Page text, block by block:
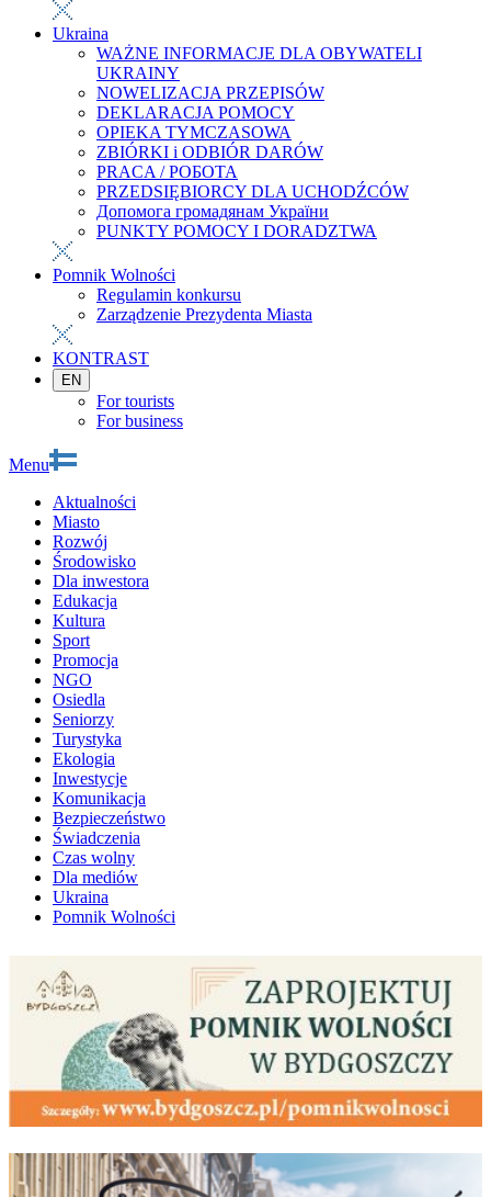
Ukraina
WAŻNE INFORMACJE DLA OBYWATELI
UKRAINY
NOWELIZACJA PRZEPISÓW
DEKLARACJA POMOCY
OPIEKA TYMCZASOWA
ZBIÓRKI i ODBIÓR DARÓW
PRACA / РОБОТА
PRZEDSIĘBIORCY DLA UCHODŹCÓW
Допомога громадянам України
PUNKTY POMOCY I DORADZTWA
Pomnik Wolności
Regulamin konkursu
Zarządzenie Prezydenta Miasta
KONTRAST
EN
For tourists
For business
Menu
Aktualności
Miasto
Rozwój
Środowisko
Dla inwestora
Edukacja
Kultura
Sport
Promocja
NGO
Osiedla
Seniorzy
Turystyka
Ekologia
Inwestycje
Komunikacja
Bezpieczeństwo
Świadczenia
Czas wolny
Dla mediów
Ukraina
Pomnik Wolności